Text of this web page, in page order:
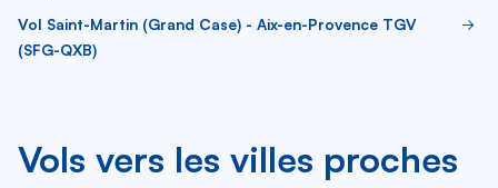
Vol Saint-Martin (Grand Case) - Aix-en-Provence TGV
(SFG-QXB)
Vols vers les villes proches